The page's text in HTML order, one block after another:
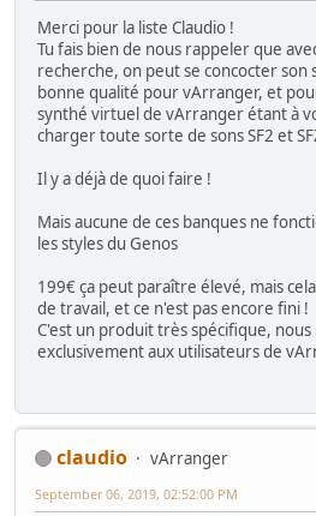
Merci pour la liste Claudio !
Tu fais bien de nous rappeler que
recherche, on peut se concocter son
bonne qualité pour vArranger, et
synthé virtuel de vArranger étant à
charger toute sorte de sons SF2 et
Il y a déjà de quoi faire !
Mais aucune de ces banques ne
les styles du Genos
199€ ça peut paraître élevé, mais
de travail, et ce n'est pas encore fini !
C'est un produit très spécifique,
exclusivement aux utilisateurs de
claudio
vArranger
September 06, 2019, 02:52:00 PM